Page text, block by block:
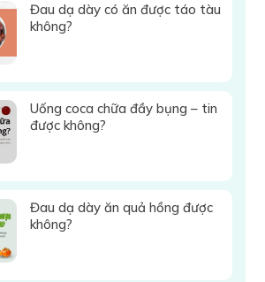
Đau dạ dày có ăn được táo tàu
không?
Uống coca chữa đầy bụng – tin
được không?
Đau dạ dày ăn quả hồng được
không?